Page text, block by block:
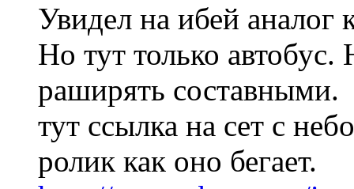
Увидел на ибей аналог
Но тут только
раширять составными.
тут ссылка на сет с
ролик как оно бегает.